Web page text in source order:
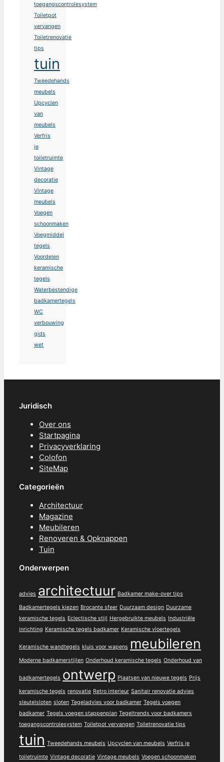
toegangscontrolesystem
Toiletpot
vervangen
Toiletrenovatie
tips
tuin
Tweedehands
meubels
Upcyclen
van
meubels
Verfris
je
toiletruimte
Vintage
decoratie
Vintage
meubels
Voegen
schoonmaken
Voegmiddel
tegels
Voordelen
keramische
tegels
Waterbestendige
badkamertegels
WC
verbouwing
gids
wet
Juridisch
Over ons
Startpagina
Privacyverklaring
Colofon
SiteMap
Categorieën
Architectuur
Magazine
Meubileren
Renoveren & Opknappen
Tuin
Onderwerpen
advies architectuur Badkamer make-over tips
Badkamertegels kiezen Brocante sfeer Duurzaam design Duurzame
keramische tegels Eclectische stijl Hergebruikte meubels Industriële
inrichting Keramische tegels badkamer Keramische vloertegels
Keramische wandtegels kluis voor wapens meubileren
Moderne badkamerstijlen Onderhoud keramische tegels Onderhoud van
badkamertegels ontwerp Plaatsen van nieuwe tegels Prijs
keramische tegels renovatie Retro interieur Sanitair renovatie advies
sleutelsloten sloten Tegeladvies voor badkamer Tegels voegen
badkamer Tegels voegen stappenplan Tegeltrends voor badkamers
toegangscontrolesystem Toiletpot vervangen Toiletrenovatie tips
tuin Tweedehands meubels Upcyclen van meubels Verfris je
toiletruimte Vintage decoratie Vintage meubels Voegen schoonmaken